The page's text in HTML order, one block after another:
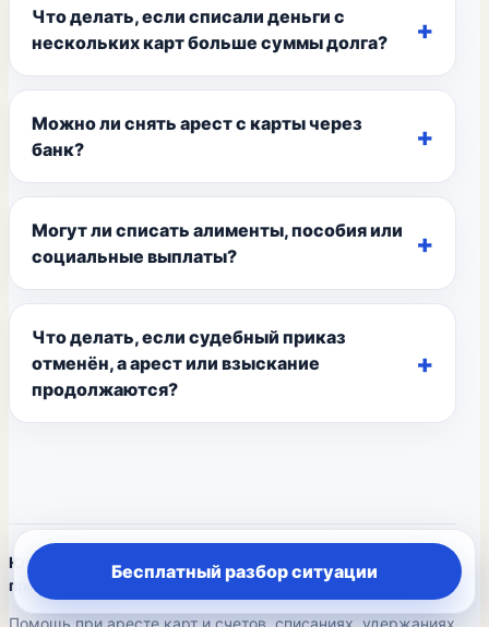
Что делать, если списали деньги с
нескольких карт больше суммы долга?
Можно ли снять арест с карты через
банк?
Могут ли списать алименты, пособия или
социальные выплаты?
Что делать, если судебный приказ
отменён, а арест или взыскание
продолжаются?
Юридическая помощь по исполнительному
производству
Помощь при аресте карт и счетов, списаниях, удержаниях
Бесплатный разбор ситуации